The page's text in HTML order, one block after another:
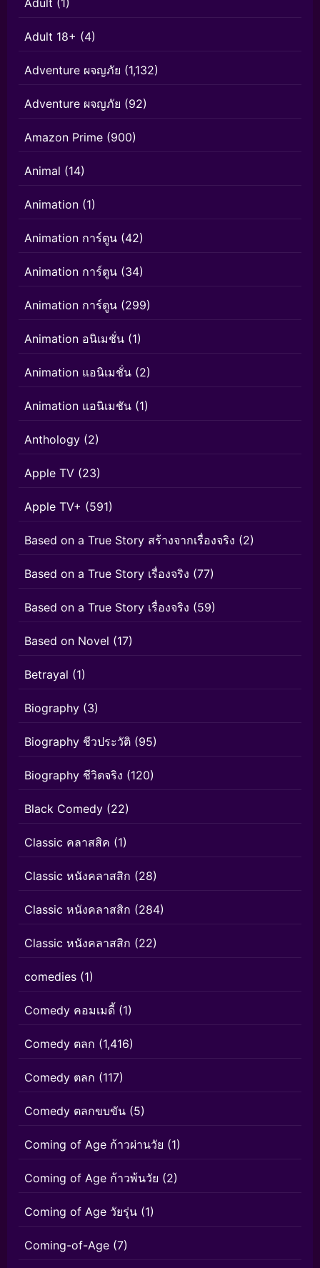
Adult 18+ (4)
Adventure ผจญภัย (1,132)
Adventure ผจญภัย (92)
Amazon Prime (900)
Animal (14)
Animation (1)
Animation การ์ตูน (42)
Animation การ์ตูน (34)
Animation การ์ตูน (299)
Animation อนิเมชั่น (1)
Animation แอนิเมชั่น (2)
Animation แอนิเมชัน (1)
Anthology (2)
Apple TV (23)
Apple TV+ (591)
Based on a True Story สร้างจากเรื่องจริง (2)
Based on a True Story เรื่องจริง (77)
Based on a True Story เรื่องจริง (59)
Based on Novel (17)
Betrayal (1)
Biography (3)
Biography ชีวประวัติ (95)
Biography ชีวิตจริง (120)
Black Comedy (22)
Classic คลาสสิค (1)
Classic หนังคลาสสิก (28)
Classic หนังคลาสสิก (284)
Classic หนังคลาสสิก (22)
comedies (1)
Comedy คอมเมดี้ (1)
Comedy ตลก (1,416)
Comedy ตลก (117)
Comedy ตลกขบขัน (5)
Coming of Age ก้าวผ่านวัย (1)
Coming of Age ก้าวพ้นวัย (2)
Coming of Age วัยรุ่น (1)
Coming-of-Age (7)